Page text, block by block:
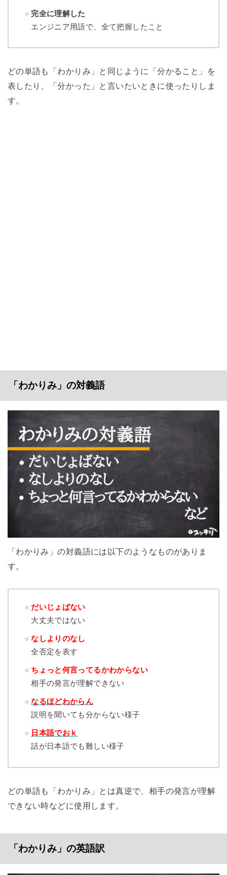
完全に理解した
エンジニア用語で、全て把握したこと
どの単語も「わかりみ」と同じように「分かること」を
表したり、「分かった」と言いたいときに使ったりしま
す。
「わかりみ」の対義語
「わかりみ」の対義語には以下のようなものがありま
す。
だいじょばない
大丈夫ではない
なしよりのなし
全否定を表す
ちょっと何言ってるかわからない
相手の発言が理解できない
なるほどわからん
説明を聞いても分からない様子
日本語でおｋ
話が日本語でも難しい様子
どの単語も「わかりみ」とは真逆で、相手の発言が理解
できない時などに使用します。
「わかりみ」の英語訳